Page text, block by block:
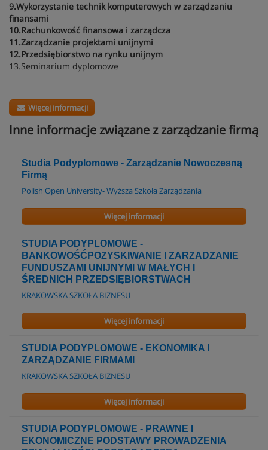
9.Wykorzystanie technik komputerowych w zarządzaniu
finansami
10.Rachunkowość finansowa i zarządcza
11.Zarządzanie projektami unijnymi
12.Przedsiębiorstwo na rynku unijnym
13.Seminarium dyplomowe
Więcej informacji
Inne informacje związane z zarządzanie firmą
Studia Podyplomowe - Zarządzanie Nowoczesną
Firmą
Polish Open University- Wyższa Szkoła Zarządzania
Więcej informacji
STUDIA PODYPLOMOWE -
BANKOWOŚĆPOZYSKIWANIE I ZARZADZANIE
FUNDUSZAMI UNIJNYMI W MAŁYCH I
ŚREDNICH PRZEDSIĘBIORSTWACH
KRAKOWSKA SZKOŁA BIZNESU
Więcej informacji
STUDIA PODYPLOMOWE - EKONOMIKA I
ZARZĄDZANIE FIRMAMI
KRAKOWSKA SZKOŁA BIZNESU
Więcej informacji
STUDIA PODYPLOMOWE - PRAWNE I
EKONOMICZNE PODSTAWY PROWADZENIA